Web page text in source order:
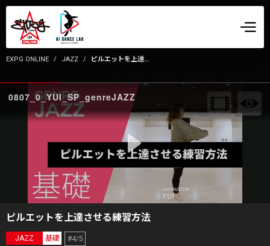
EXPG ONLINE JAZZ ピルエットを上達させる練習方法
0807_0_YUI_SP_genreJAZZ
ピルエットを上達させる練習方法
JAZZ 基礎 #4/5